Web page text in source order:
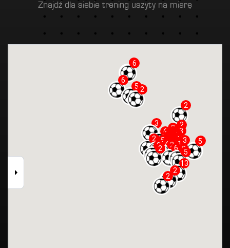
Znajdź dla siebie trening uszyty na miarę